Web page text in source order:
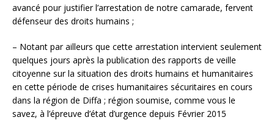
avancé pour justifier l’arrestation de notre camarade, fervent
défenseur des droits humains ;
– Notant par ailleurs que cette arrestation intervient seulement
quelques jours après la publication des rapports de veille
citoyenne sur la situation des droits humains et humanitaires
en cette période de crises humanitaires sécuritaires en cours
dans la région de Diffa ; région soumise, comme vous le
savez, à l’épreuve d’état d’urgence depuis Février 2015